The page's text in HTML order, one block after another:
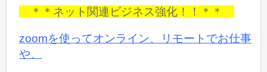
＊＊ネット関連ビジネス強化！！＊＊
zoomを使ってオンライン、リモートでお仕事
や、